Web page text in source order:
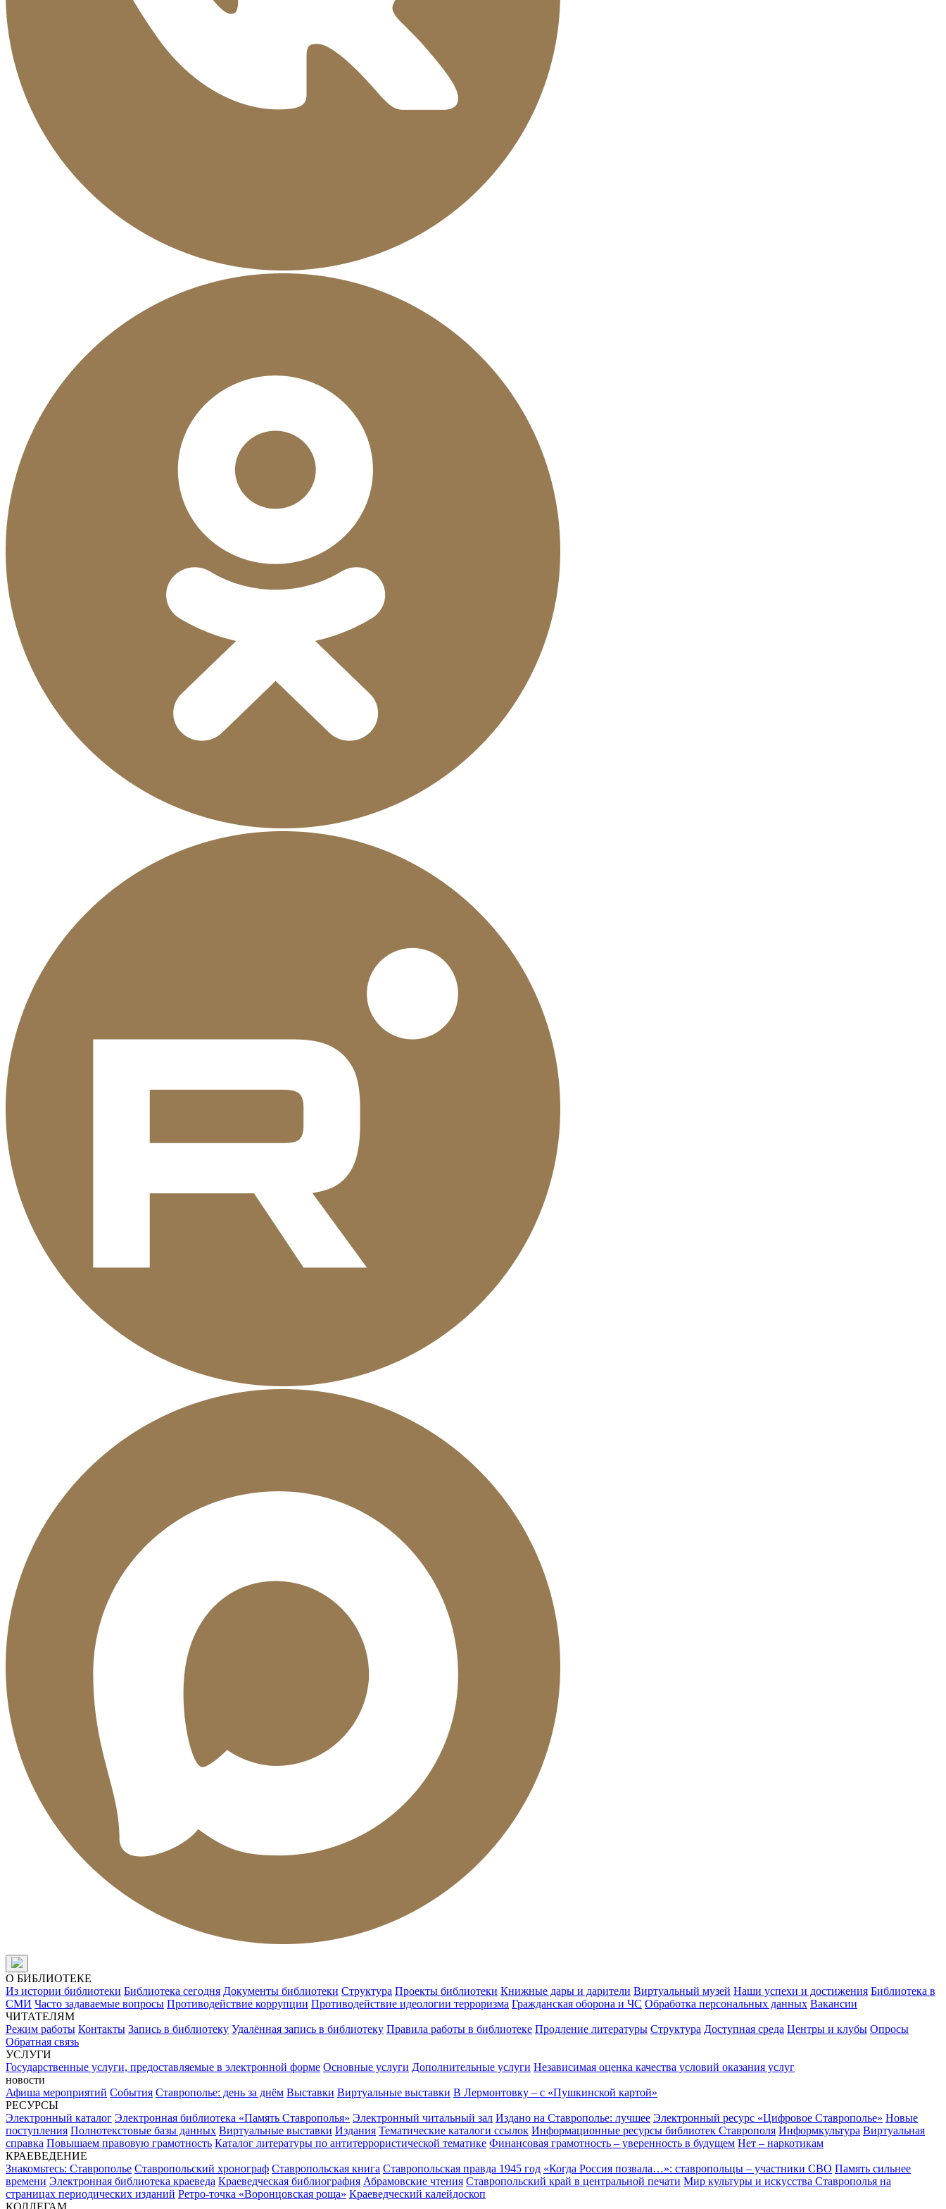
О БИБЛИОТЕКЕ
Из истории библиотеки Библиотека сегодня Документы библиотеки Структура Проекты библиотеки Книжные дары и дарители Виртуальный музей Наши успехи и достижения Библиотека в
СМИ Часто задаваемые вопросы Противодействие коррупции Противодействие идеологии терроризма Гражданская оборона и ЧС Обработка персональных данных Вакансии
ЧИТАТЕЛЯМ
Режим работы Контакты Запись в библиотеку Удалённая запись в библиотеку Правила работы в библиотеке Продление литературы Структура Доступная среда Центры и клубы Опросы
Обратная связь
УСЛУГИ
Государственные услуги, предоставляемые в электронной форме Основные услуги Дополнительные услуги Независимая оценка качества условий оказания услуг
новости
Афиша мероприятий События Ставрополье: день за днём Выставки Виртуальные выставки В Лермонтовку – с «Пушкинской картой»
РЕСУРСЫ
Электронный каталог Электронная библиотека «Память Ставрополья» Электронный читальный зал Издано на Ставрополье: лучшее Электронный ресурс «Цифровое Ставрополье» Новые
поступления Полнотекстовые базы данных Виртуальные выставки Издания Тематические каталоги ссылок Информационные ресурсы библиотек Ставрополя Информкультура Виртуальная
справка Повышаем правовую грамотность Каталог литературы по антитеррористической тематике Финансовая грамотность – уверенность в будущем Нет – наркотикам
КРАЕВЕДЕНИЕ
Знакомьтесь: Ставрополье Ставропольский хронограф Ставропольская книга Ставропольская правда 1945 год «Когда Россия позвала…»: ставропольцы – участники СВО Память сильнее
времени Электронная библиотека краеведа Краеведческая библиография Абрамовские чтения Ставропольский край в центральной печати Мир культуры и искусства Ставрополья на
страницах периодических изданий Ретро-точка «Воронцовская роща» Краеведческий калейдоскоп
КОЛЛЕГАМ